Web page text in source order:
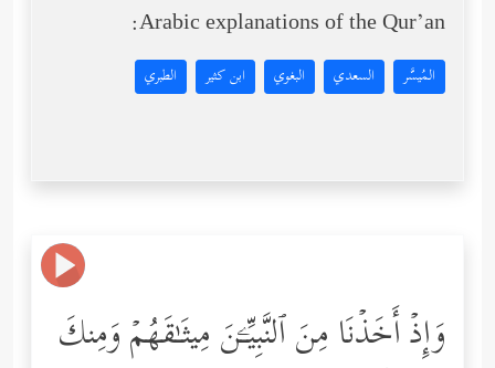
Arabic explanations of the Qur’an:
المُيسَّر السعدي البغوي ابن كثير الطبري
وَإِذۡ أَخَذۡنَا مِنَ ٱلنَّبِیِّـۧنَ مِیثَـٰقَهُمۡ وَمِنكَ